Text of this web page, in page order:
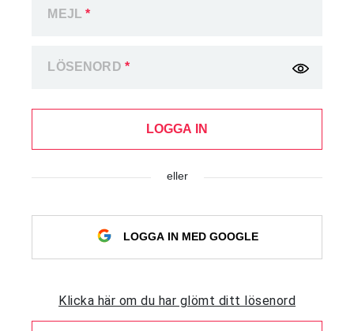
MEJL*
LÖSENORD *
LOGGA IN
eller
LOGGA IN MED GOOGLE
Klicka här om du har glömt ditt lösenord